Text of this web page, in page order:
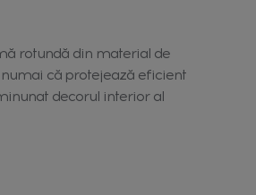
rotundă din material de
că protejează eficient
decorul interior al